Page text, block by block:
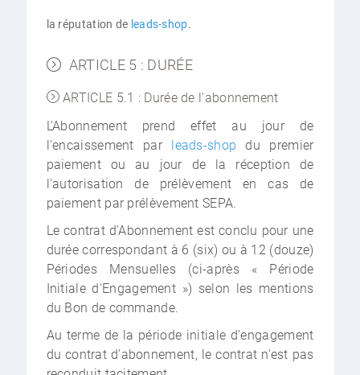
la réputation de leads-shop.
ARTICLE 5 : DURÉE
ARTICLE 5.1 : Durée de l'abonnement
L'Abonnement prend effet au jour de
l'encaissement par leads-shop du premier
paiement ou au jour de la réception de
l'autorisation de prélèvement en cas de
paiement par prélèvement SEPA.
Le contrat d'Abonnement est conclu pour une
durée correspondant à 6 (six) ou à 12 (douze)
Périodes Mensuelles (ci-après « Période
Initiale d'Engagement ») selon les mentions
du Bon de commande.
Au terme de la période initiale d'engagement
du contrat d'abonnement, le contrat n'est pas